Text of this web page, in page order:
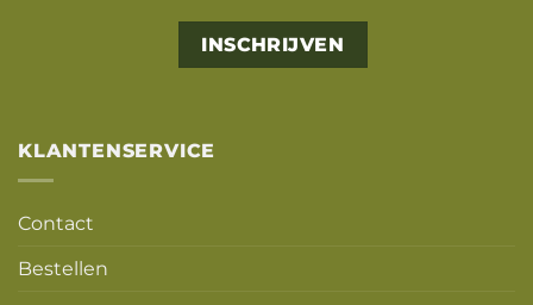
KLANTENSERVICE
Contact
Bestellen